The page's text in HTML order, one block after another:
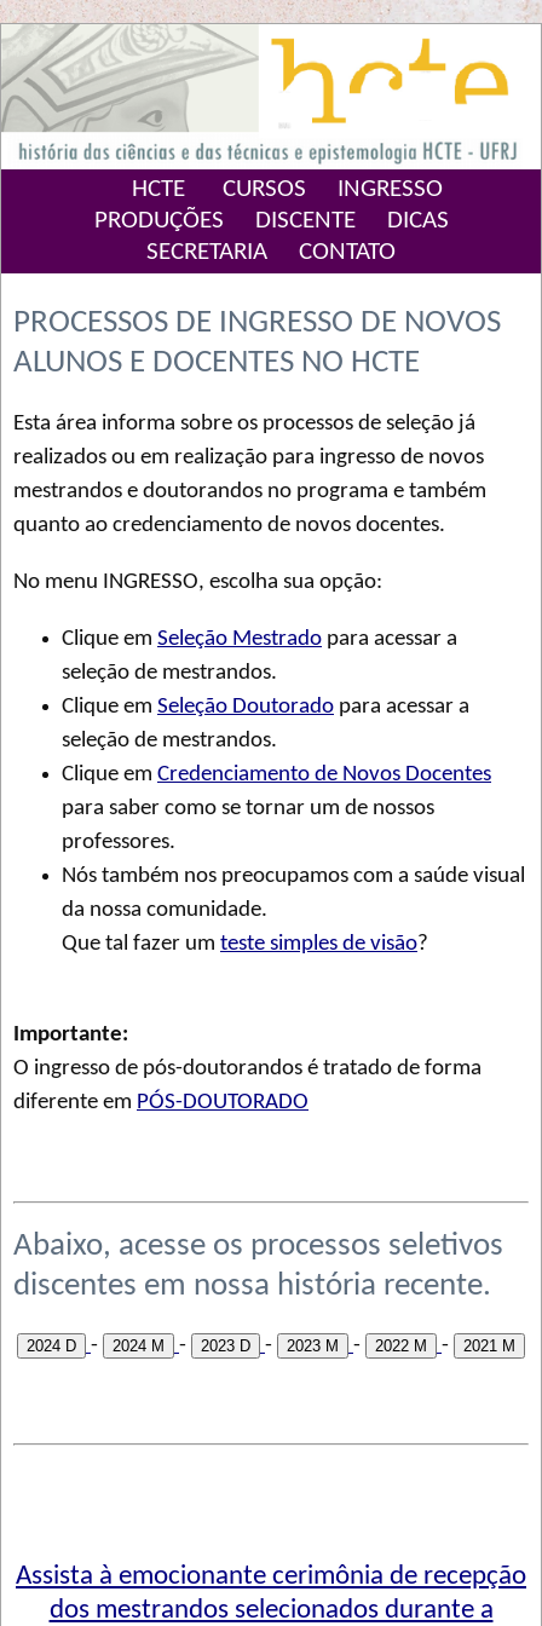
HCTE CURSOS
INGRESSO
PRODUÇÕES
DISCENTE
DICAS
SECRETARIA
CONTATO
PROCESSOS DE INGRESSO DE NOVOS
ALUNOS E DOCENTES NO HCTE
Esta área informa sobre os processos de seleção já
realizados ou em realização para ingresso de novos
mestrandos e doutorandos no programa e também
quanto ao credenciamento de novos docentes.
No menu INGRESSO, escolha sua opção:
Clique em Seleção Mestrado para acessar a
seleção de mestrandos.
Clique em Seleção Doutorado para acessar a
seleção de mestrandos.
Clique em Credenciamento de Novos Docentes
para saber como se tornar um de nossos
professores.
Nós também nos preocupamos com a saúde visual
da nossa comunidade.
Que tal fazer um teste simples de visão?
Importante:
O ingresso de pós-doutorandos é tratado de forma
diferente em PÓS-DOUTORADO
Abaixo, acesse os processos seletivos
discentes em nossa história recente.
2024 D - 2024 M - 2023 D - 2023 M - 2022 M - 2021 M
Assista à emocionante cerimônia de recepção
dos mestrandos selecionados durante a